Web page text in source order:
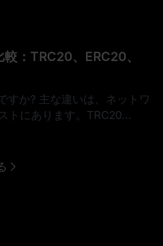
：TRC20、ERC20、
すか? 主な違いは、ネットワ
トにあります。TRC20
低コストでの送金(通常1ド
ーサリアムブロックチェー
ションの標準として機能し